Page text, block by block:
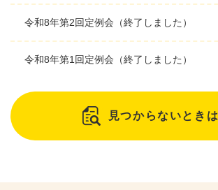
令和8年第2回定例会（終了しました）
令和8年第1回定例会（終了しました）
見つからないときは